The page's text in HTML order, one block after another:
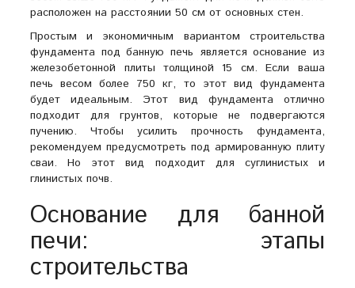
расположен на расстоянии 50 см от основных стен.
Простым и экономичным вариантом строительства
фундамента под банную печь является основание из
железобетонной плиты толщиной 15 см. Если ваша
печь весом более 750 кг, то этот вид фундамента
будет идеальным. Этот вид фундамента отлично
подходит для грунтов, которые не подвергаются
пучению. Чтобы усилить прочность фундамента,
рекомендуем предусмотреть под армированную плиту
сваи. Но этот вид подходит для суглинистых и
глинистых почв.
Основание для банной
печи: этапы
строительства